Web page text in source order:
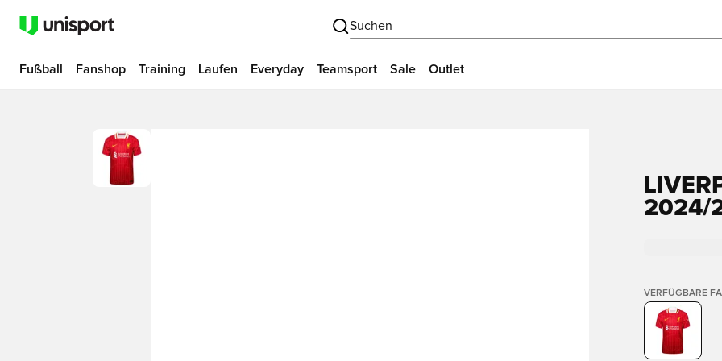
Suchen
Fußball Fanshop Training Laufen Everyday Teamsport Sale Outlet
2024/
VERFÜGBARE